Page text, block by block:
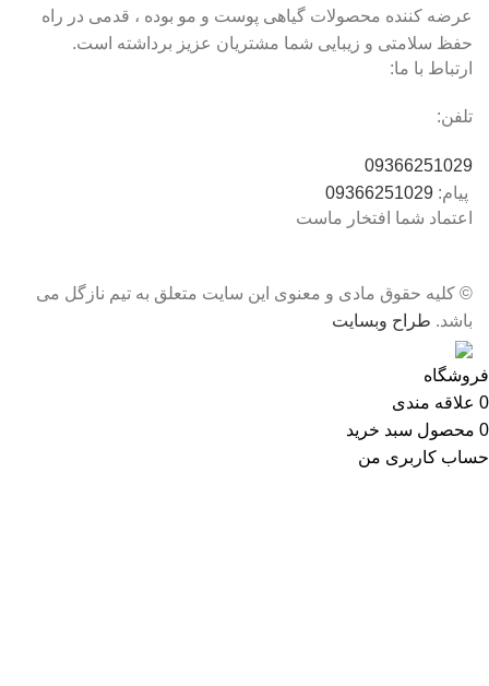
عرضه کننده محصولات گیاهی پوست و مو بوده ، قدمی در راه
حفظ سلامتی و زیبایی شما مشتریان عزیز برداشته است.
ارتباط با ما:
تلفن:
09366251029
پیام: 09366251029
اعتماد شما افتخار ماست
© کلیه حقوق مادی و معنوی این سایت متعلق به تیم نازگل می
باشد. طراح وبسایت
فروشگاه
0 علاقه مندی
0 محصول سبد خرید
حساب کاربری من